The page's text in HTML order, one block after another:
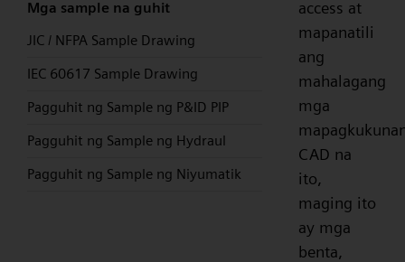
Mga sample na guhit
JIC / NFPA Sample Drawing
IEC 60617 Sample Drawing
Pagguhit ng Sample ng P&ID PIP
Pagguhit ng Sample ng Hydraul
Pagguhit ng Sample ng Niyumatik
access at
mapanatili
ang
mahalagang
mga
CAD na
ito,
maging ito
ay mga
benta,